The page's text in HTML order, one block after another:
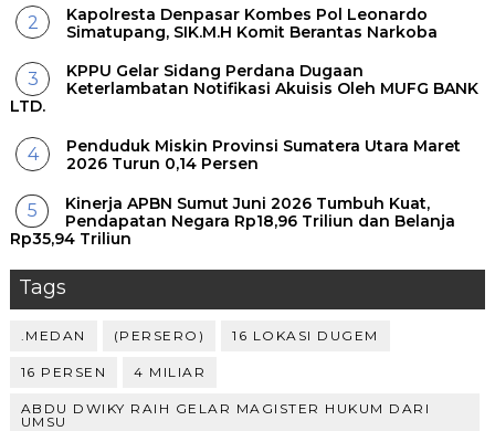
Kapolresta Denpasar Kombes Pol Leonardo
Simatupang, SIK.M.H Komit Berantas Narkoba
KPPU Gelar Sidang Perdana Dugaan
Keterlambatan Notifikasi Akuisis Oleh MUFG BANK
LTD.
Penduduk Miskin Provinsi Sumatera Utara Maret
2026 Turun 0,14 Persen
Kinerja APBN Sumut Juni 2026 Tumbuh Kuat,
Pendapatan Negara Rp18,96 Triliun dan Belanja
Rp35,94 Triliun
Tags
.MEDAN (PERSERO) 16 LOKASI DUGEM
16 PERSEN 4 MILIAR
ABDU DWIKY RAIH GELAR MAGISTER HUKUM DARI
UMSU